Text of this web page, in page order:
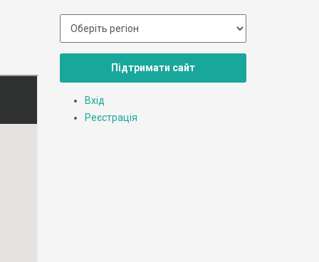
Підтримати сайт
Вхід
Реєстрація